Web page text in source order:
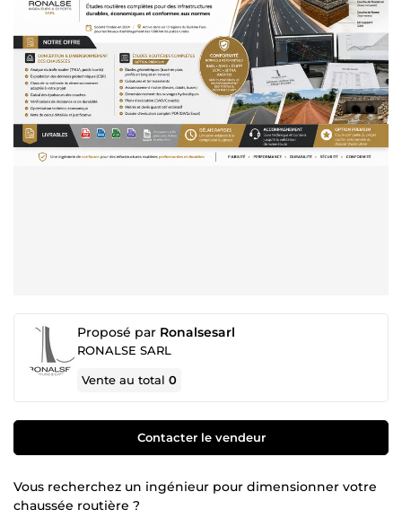
Proposé par Ronalsesarl
RONALSE SARL
Vente au total0
Contacter le vendeur
Vous recherchez un ingénieur pour dimensionner votre
chaussée routière ?